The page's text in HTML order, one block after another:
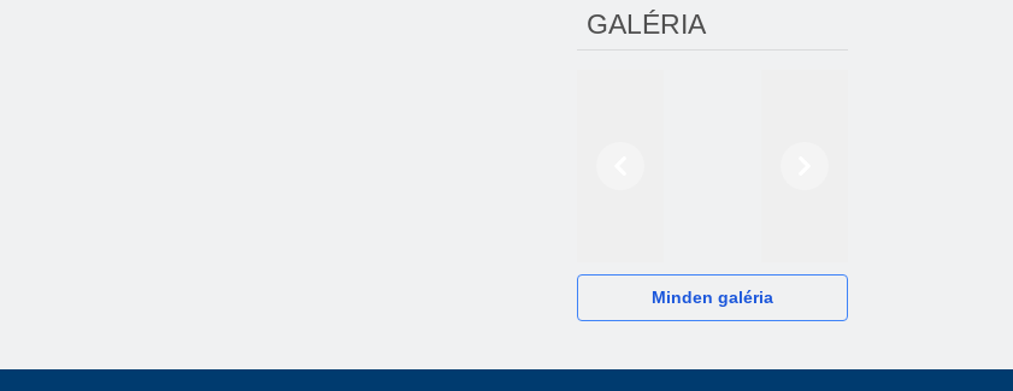
GALÉRIA
Minden galéria